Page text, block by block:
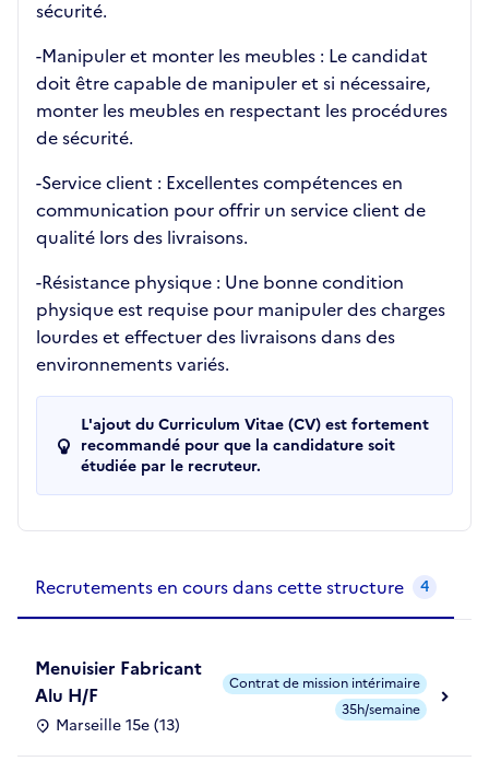
sécurité.
-Manipuler et monter les meubles : Le candidat
doit être capable de manipuler et si nécessaire,
monter les meubles en respectant les procédures
de sécurité.
-Service client : Excellentes compétences en
communication pour offrir un service client de
qualité lors des livraisons.
-Résistance physique : Une bonne condition
physique est requise pour manipuler des charges
lourdes et effectuer des livraisons dans des
environnements variés.
L'ajout du Curriculum Vitae (CV) est fortement
recommandé pour que la candidature soit
étudiée par le recruteur.
Recrutements en cours dans cette structure 4
Menuisier Fabricant
Alu H/F
Marseille 15e (13)
Contrat de mission intérimaire
35h/semaine